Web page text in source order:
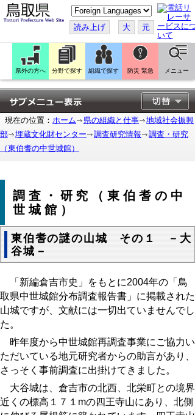
こ
の
ペ
ー
ジ
翻
訳
す
る
読み上げ 大 元
県外の方へ 分野で探す 組織で探す 防災 緊急 メニュー
現在の位置： ホーム 県の組織と仕事
地域社会振興
部
埋蔵文化財センター 調査研究情報
調査・研究
（東伯耆の中世城館）
調査・研究（東伯耆の中
世城館）
東伯耆の謎の山城 その１ －大
谷城－
「新編倉吉市史」をもとに2004年の「鳥
取県中世城館分布調査報告書」に掲載された
山城ですが、文献には一切出ていませんでし
た。
昨年度から中世城館再調査事業にご協力い
ただいている地元研究者からの助言があり、
さっそく事前調査に出掛けてきました。
大谷城は、倉吉市の北西、北栄町との境界
近くの標高１７１mの四王寺山にあり、北側